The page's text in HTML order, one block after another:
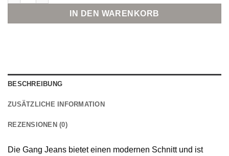
IN DEN WARENKORB
BESCHREIBUNG
ZUSÄTZLICHE INFORMATION
REZENSIONEN (0)
Die Gang Jeans bietet einen modernen Schnitt und ist